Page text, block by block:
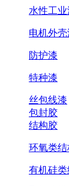
水性工业
电机外壳
防护漆
特种漆
丝包线漆
包封胶
结构胶
环氧类
有机硅